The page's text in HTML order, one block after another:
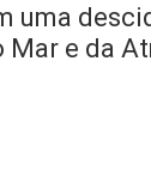
uma
e da